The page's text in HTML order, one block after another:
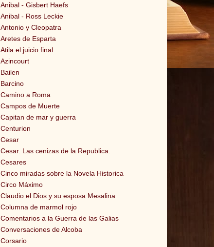
Anibal - Gisbert Haefs
Anibal - Ross Leckie
Antonio y Cleopatra
Aretes de Esparta
Atila el juicio final
Azincourt
Bailen
Barcino
Camino a Roma
Campos de Muerte
Capitan de mar y guerra
Centurion
Cesar
Cesar. Las cenizas de la Republica.
Cesares
Cinco miradas sobre la Novela Historica
Circo Máximo
Claudio el Dios y su esposa Mesalina
Columna de marmol rojo
Comentarios a la Guerra de las Galias
Conversaciones de Alcoba
Corsario